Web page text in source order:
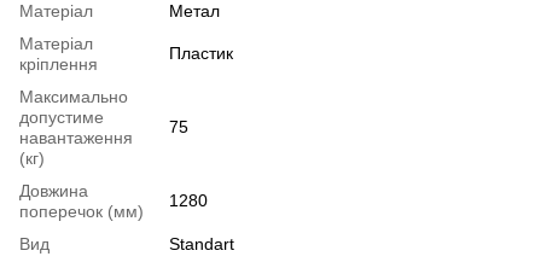
Матеріал
Метал
Матеріал
кріплення
Пластик
Максимально
допустиме
навантаження
(кг)
75
Довжина
поперечок (мм)
1280
Вид
Standart